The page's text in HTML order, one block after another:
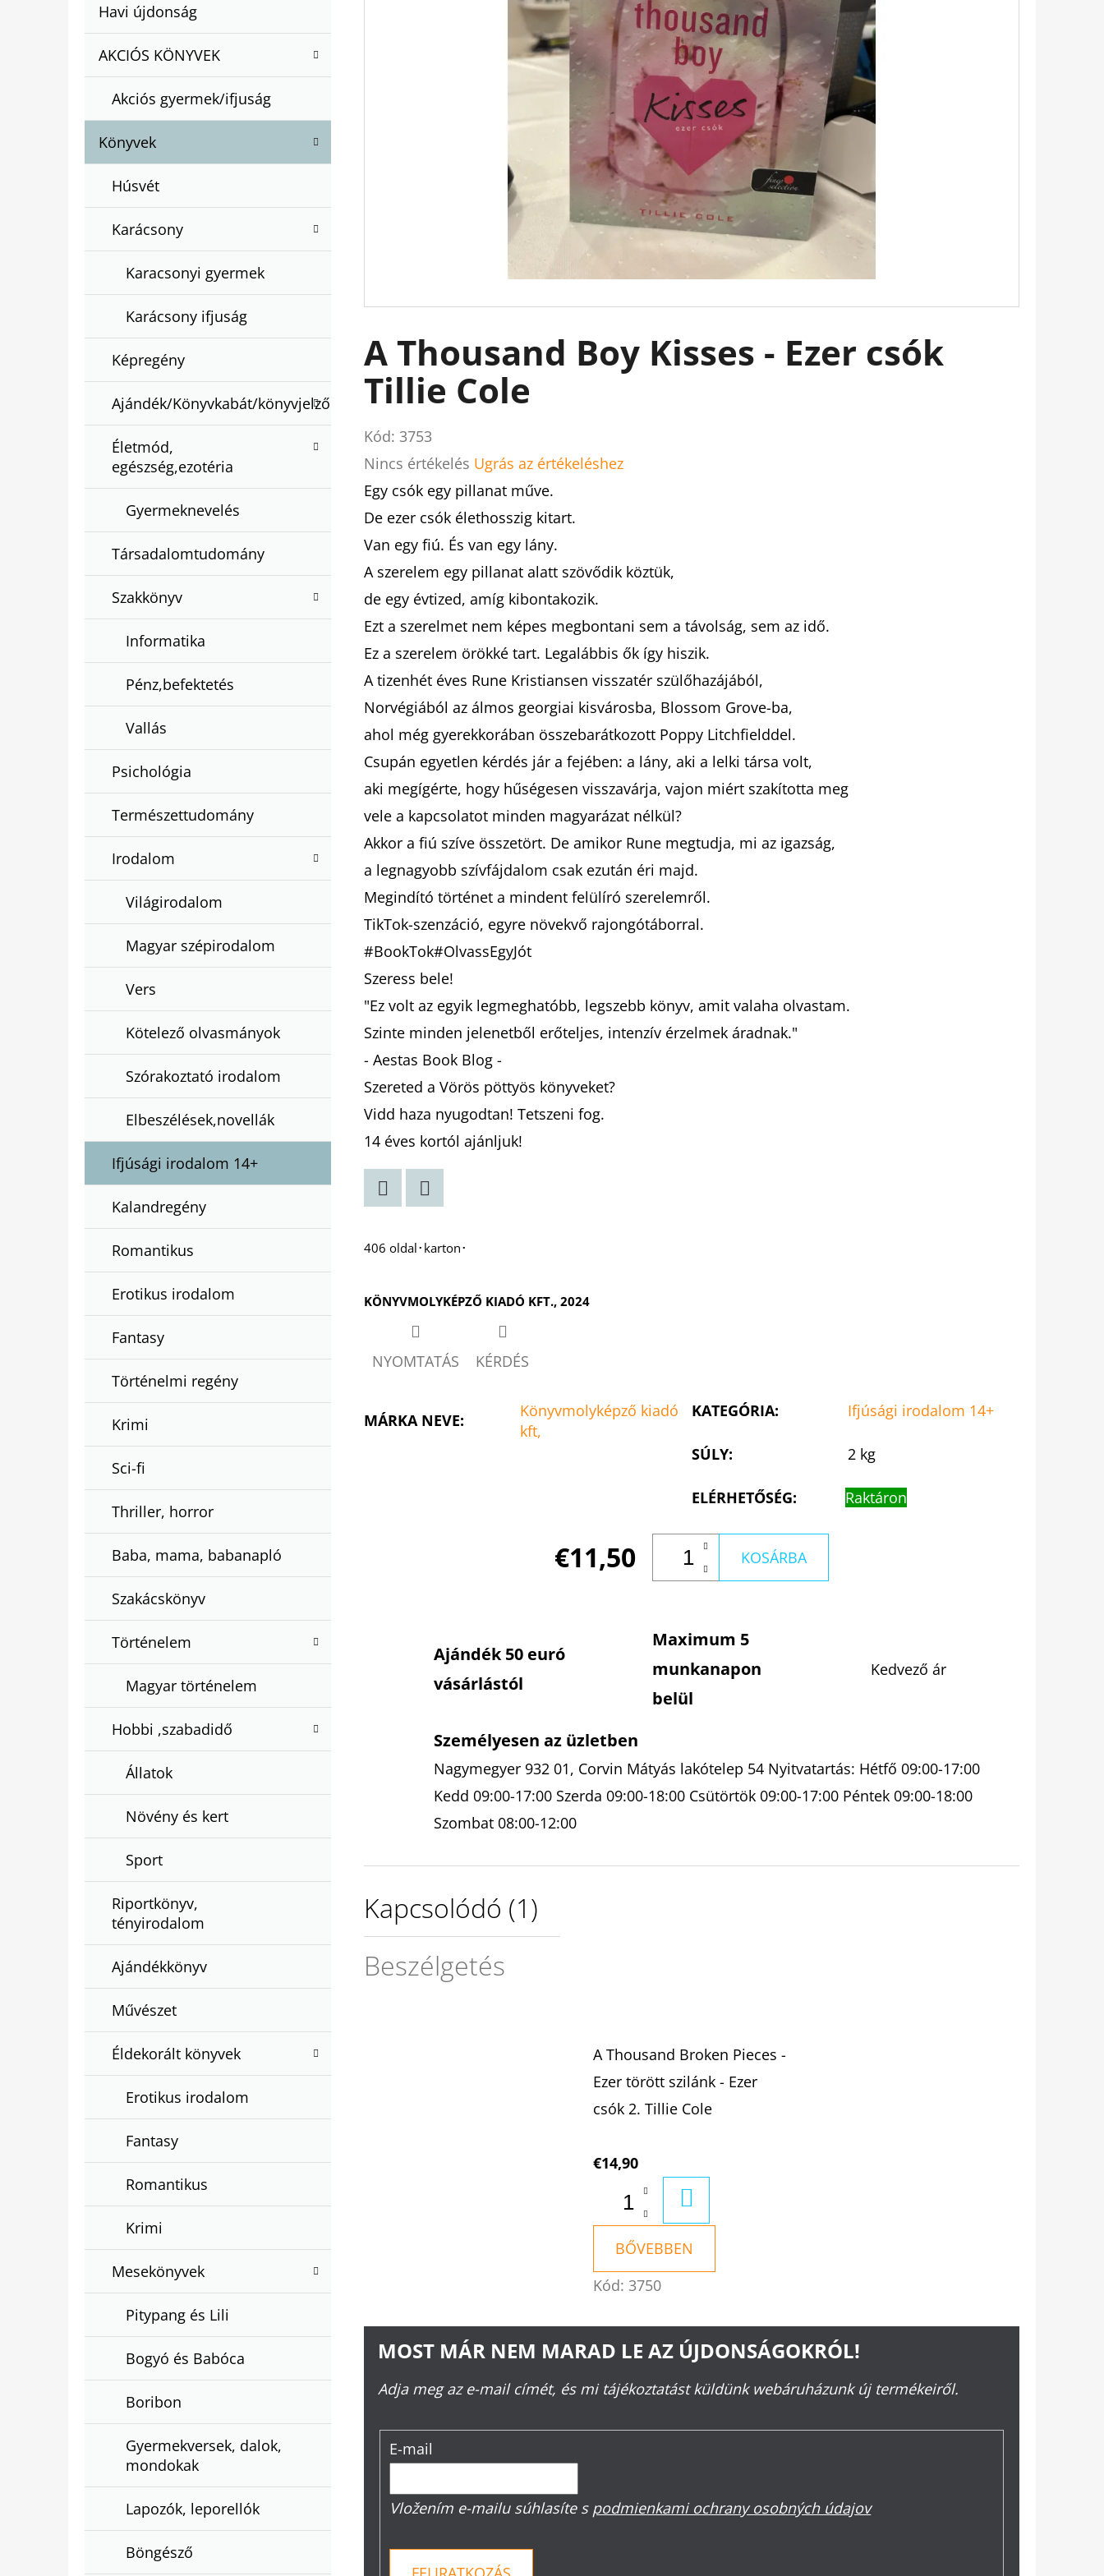
Nátugrása
T
G
R
Á
Havi újdonság
AKCIÓS KÖNYVEK
Akciós gyermek/ifjuság
Könyvek
Húsvét
Karácsony
Karacsonyi gyermek
Karácsony ifjuság
Képregény
Ajándék/Könyvkabát/könyvjelző
Életmód,
egészség,ezotéria
Gyermeknevelés
Társadalomtudomány
Szakkönyv
Informatika
Pénz,befektetés
Vallás
Psichológia
Természettudomány
Irodalom
Világirodalom
Magyar szépirodalom
Vers
Kötelező olvasmányok
Szórakoztató irodalom
Elbeszélések,novellák
Ifjúsági irodalom 14+
Kalandregény
Romantikus
Erotikus irodalom
Fantasy
Történelmi regény
Krimi
Sci-fi
Thriller, horror
Baba, mama, babanapló
Szakácskönyv
Történelem
Magyar történelem
Hobbi ,szabadidő
Állatok
Növény és kert
Sport
Riportkönyv,
tényirodalom
Ajándékkönyv
Művészet
Éldekorált könyvek
Erotikus irodalom
Fantasy
Romantikus
Krimi
Mesekönyvek
Pitypang és Lili
Bogyó és Babóca
Boribon
Gyermekversek, dalok,
mondokak
Lapozók, leporellók
Böngésző
A Thousand Boy Kisses - Ezer csók
Tillie Cole
Kód: 3753
A
termék
átlagos
értékelése
5-
ből
0,0
csillag.
Nincs értékelés Ugrás az értékeléshez
Egy csók egy pillanat műve.
De ezer csók élethosszig kitart.
Van egy fiú. És van egy lány.
A szerelem egy pillanat alatt szövődik köztük,
de egy évtized, amíg kibontakozik.
Ezt a szerelmet nem képes megbontani sem a távolság, sem az idő.
Ez a szerelem örökké tart. Legalábbis ők így hiszik.
A tizenhét éves Rune Kristiansen visszatér szülőhazájából,
Norvégiából az álmos georgiai kisvárosba, Blossom Grove-ba,
ahol még gyerekkorában összebarátkozott Poppy Litchfielddel.
Csupán egyetlen kérdés jár a fejében: a lány, aki a lelki társa volt,
aki megígérte, hogy hűségesen visszavárja, vajon miért szakította meg
vele a kapcsolatot minden magyarázat nélkül?
Akkor a fiú szíve összetört. De amikor Rune megtudja, mi az igazság,
a legnagyobb szívfájdalom csak ezután éri majd.
Megindító történet a mindent felülíró szerelemről.
TikTok-szenzáció, egyre növekvő rajongótáborral.
#BookTok#OlvassEgyJót
Szeress bele!
"Ez volt az egyik legmeghatóbb, legszebb könyv, amit valaha olvastam.
Szinte minden jelenetből erőteljes, intenzív érzelmek áradnak."
- Aestas Book Blog -
Szereted a Vörös pöttyös könyveket?
Vidd haza nyugodtan! Tetszeni fog.
14 éves kortól ajánljuk!
406 oldal･karton･
KÖNYVMOLYKÉPZŐ KIADÓ KFT., 2024
NYOMTATÁS KÉRDÉS
MÁRKA NEVE:
Könyvmolyképző kiadó
kft,
KATEGÓRIA: Ifjúsági irodalom 14+
SÚLY: 2 kg
ELÉRHETŐSÉG: Raktáron
€11,50 KOSÁRBA
Ajándék 50 euró
vásárlástól
Maximum 5
munkanapon
belül
Kedvező ár
Személyesen az üzletben
Nagymegyer 932 01, Corvin Mátyás lakótelep 54 Nyitvatartás: Hétfő 09:00-17:00
Kedd 09:00-17:00 Szerda 09:00-18:00 Csütörtök 09:00-17:00 Péntek 09:00-18:00
Szombat 08:00-12:00
Kapcsolódó (1)
Beszélgetés
A Thousand Broken Pieces -
Ezer törött szilánk - Ezer
csók 2. Tillie Cole
€14,90
BŐVEBBEN
Kód:3750
MOST MÁR NEM MARAD LE AZ ÚJDONSÁGOKRÓL!
Adja meg az e-mail címét, és mi tájékoztatást küldünk webáruházunk új termékeiről.
E-mail
Vložením e-mailu súhlasíte s podmienkami ochrany osobných údajov
BARTOS ERIKA : BOGYÓ ÉS BABÓCA
€12,50
CAUGHT UP - RÁKATTANVA -
(KÜLÖNLEGES KIADÁS) NAVESSA ALLEN
FALLEN STARS - BUKOTT CSILLAGOK -
(KÜLÖNLEGES KIADÁS) IMANI ERRIU
€18,90